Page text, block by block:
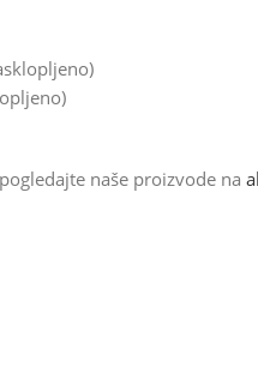
naše proizvode na